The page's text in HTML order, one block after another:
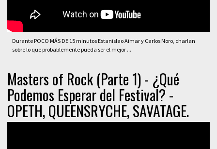
Durante POCO MÁS DE 15 minutos Estanislao Aimar y Carlos Noro, charlan
sobre lo que probablemente pueda ser el mejor ...
Masters of Rock (Parte 1) - ¿Qué
Podemos Esperar del Festival? -
OPETH, QUEENSRYCHE, SAVATAGE.